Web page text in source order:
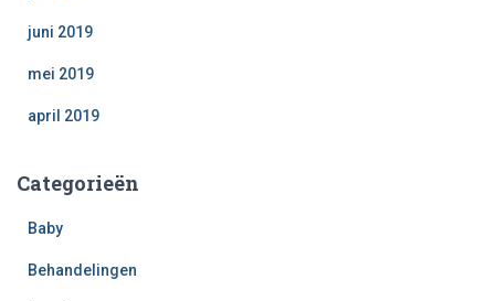
juni 2019
mei 2019
april 2019
Categorieën
Baby
Behandelingen